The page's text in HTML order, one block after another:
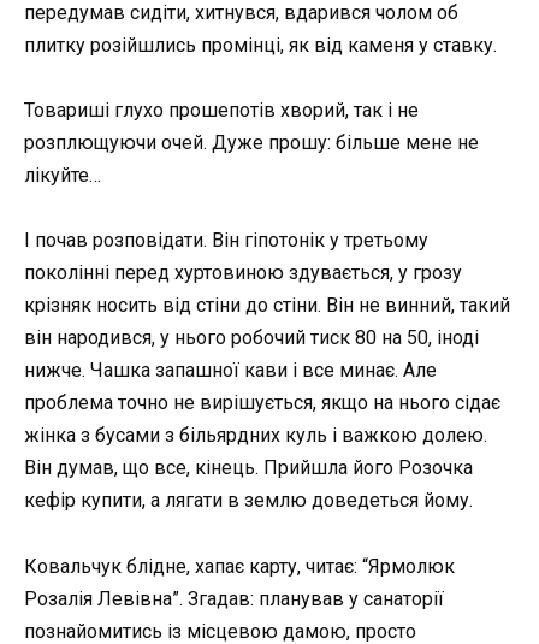
передумав сидіти, хитнувся, вдарився чолом об
плитку розійшлись промінці, як від каменя у ставку.
Товариші глухо прошепотів хворий, так і не
розплющуючи очей. Дуже прошу: більше мене не
лікуйте…
І почав розповідати. Він гіпотонік у третьому
поколінні перед хуртовиною здувається, у грозу
крізняк носить від стіни до стіни. Він не винний, такий
він народився, у нього робочий тиск 80 на 50, іноді
нижче. Чашка запашної кави і все минає. Але
проблема точно не вирішується, якщо на нього сідає
жінка з бусами з більярдних куль і важкою долею.
Він думав, що все, кінець. Прийшла його Розочка
кефір купити, а лягати в землю доведеться йому.
Ковальчук блідне, хапає карту, читає: “Ярмолюк
Розалія Левівна”. Згадав: планував у санаторії
познайомитись із місцевою дамою, просто